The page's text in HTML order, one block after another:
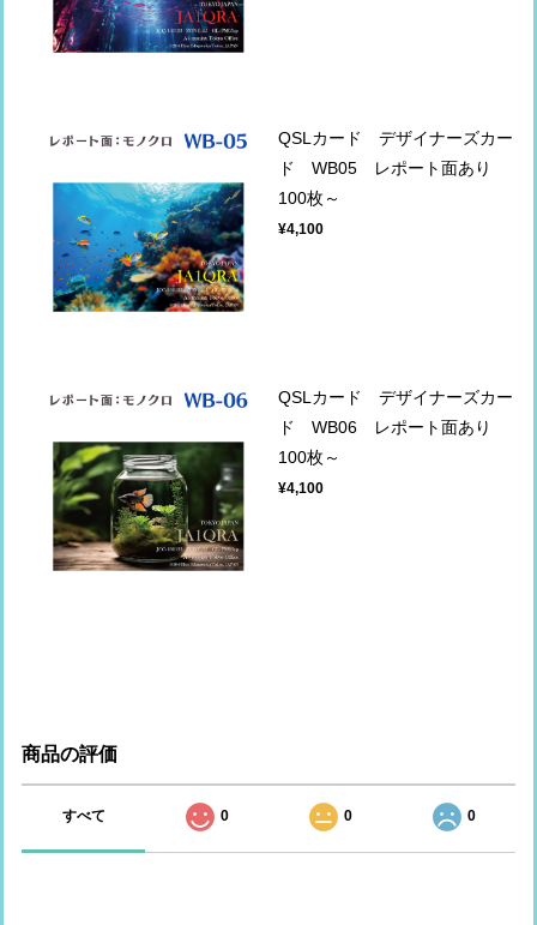
QSLカード デザイナーズカー
ド WB05 レポート面あり
100枚～
¥4,100
QSLカード デザイナーズカー
ド WB06 レポート面あり
100枚～
¥4,100
商品の評価
すべて 0 0 0